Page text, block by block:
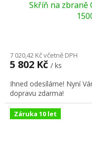
Skříň na zbraně
7 020,42 Kč včetně DPH
5 802 Kč / ks
Ihned odesíláme! Nyní
dopravu zdarma!
Záruka 10 let